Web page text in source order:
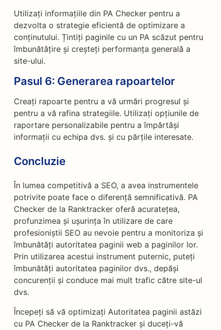
Utilizați informațiile din PA Checker pentru a
dezvolta o strategie eficientă de optimizare a
conținutului. Țintiți paginile cu un PA scăzut pentru
îmbunătățire și creșteți performanța generală a
site-ului.
Pasul 6: Generarea rapoartelor
Creați rapoarte pentru a vă urmări progresul și
pentru a vă rafina strategiile. Utilizați opțiunile de
raportare personalizabile pentru a împărtăși
informații cu echipa dvs. și cu părțile interesate.
Concluzie
În lumea competitivă a SEO, a avea instrumentele
potrivite poate face o diferență semnificativă. PA
Checker de la Ranktracker oferă acuratețea,
profunzimea și ușurința în utilizare de care
profesioniștii SEO au nevoie pentru a monitoriza și
îmbunătăți autoritatea paginii web a paginilor lor.
Prin utilizarea acestui instrument puternic, puteți
îmbunătăți autoritatea paginilor dvs., depăși
concurenții și conduce mai mult trafic către site-ul
dvs.
Începeți să vă optimizați Autoritatea paginii astăzi
cu PA Checker de la Ranktracker și duceți-vă